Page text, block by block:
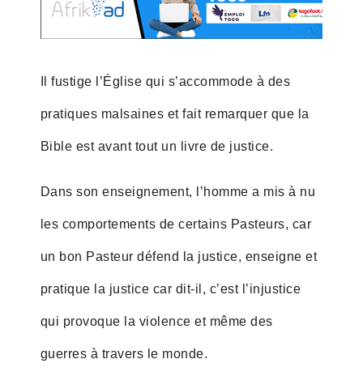
Il fustige l’Église qui s’accommode à des
pratiques malsaines et fait remarquer que la
Bible est avant tout un livre de justice.
Dans son enseignement, l’homme a mis à nu
les comportements de certains Pasteurs, car
un bon Pasteur défend la justice, enseigne et
pratique la justice car dit-il, c’est l’injustice
qui provoque la violence et même des
guerres à travers le monde.